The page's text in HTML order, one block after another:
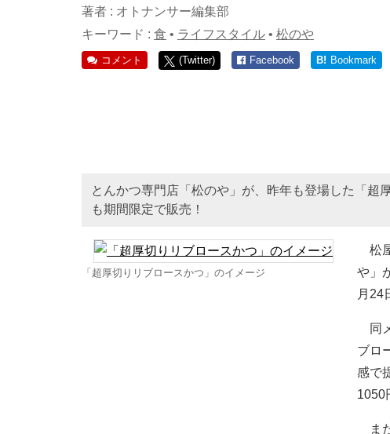
著者 : オトナンサー編集部
キーワード : 食 • ライフスタイル • 松のや
コメント (Twitter) Facebook B! Bookmark
とんかつ専門店「松のや」が、昨年も登場した「超
も期間限定で販売！
「超厚切りリブロースかつ」のイメージ
松
や」
月24
同
ブロ
感で
1050
ま